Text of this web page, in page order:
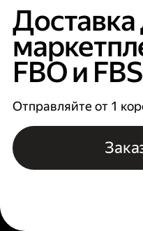
Доставка
FBO и FBS
Отправляйте от 1